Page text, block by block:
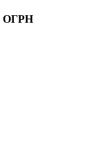
ОГРН